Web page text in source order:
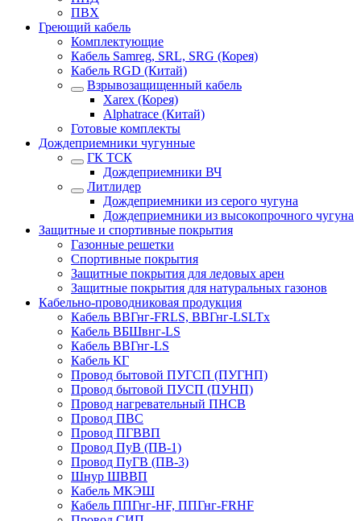
ПВХ
Греющий кабель
Комплектующие
Кабель Samreg, SRL, SRG (Корея)
Кабель RGD (Китай)
Взрывозащищенный кабель
Xarex (Корея)
Alphatrace (Китай)
Готовые комплекты
Дождеприемники чугунные
ГК ТСК
Дождеприемники ВЧ
Литлидер
Дождеприемники из серого чугуна
Дождеприемники из высокопрочного чугуна
Защитные и спортивные покрытия
Газонные решетки
Спортивные покрытия
Защитные покрытия для ледовых арен
Защитные покрытия для натуральных газонов
Кабельно-проводниковая продукция
Кабель ВВГнг-FRLS, ВВГнг-LSLTx
Кабель ВБШвнг-LS
Кабель ВВГнг-LS
Кабель КГ
Провод бытовой ПУГСП (ПУГНП)
Провод бытовой ПУСП (ПУНП)
Провод нагревательный ПНСВ
Провод ПВС
Провод ПГВВП
Провод ПуВ (ПВ-1)
Провод ПуГВ (ПВ-3)
Шнур ШВВП
Кабель МКЭШ
Кабель ППГнг-HF, ППГнг-FRHF